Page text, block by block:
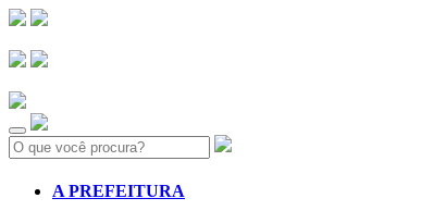
Search:
A PREFEITURA